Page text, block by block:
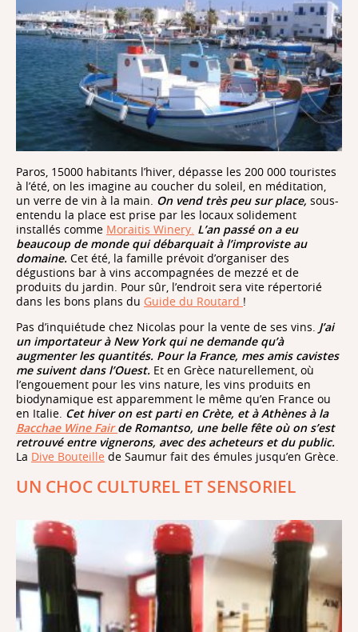
Vignes de
le Vinsanto
Génération Voyage
vignobles où déguster du vin à Santorin
1. Le Domaine de Venetsanos
Paros, 15000 habitants l’hiver, dépasse les 200 000 touristes
à l’été, on les imagine au coucher du soleil, en méditation,
un verre de vin à la main. On vend très peu sur place, sous-
entendu la place est prise par les locaux solidement
installés comme Moraitis Winery. L’an passé on a eu
beaucoup de monde qui débarquait à l’improviste au
domaine. Cet été, la famille prévoit d’organiser des
dégustions bar à vins accompagnées de mezzé et de
produits du jardin. Pour sûr, l’endroit sera vite répertorié
dans les bons plans du Guide du Routard !
Pas d’inquiétude chez Nicolas pour la vente de ses vins. J’ai
un importateur à New York qui ne demande qu’à
augmenter les quantités. Pour la France, mes amis cavistes
me suivent dans l’Ouest. Et en Grèce naturellement, où
l’engouement pour les vins nature, les vins produits en
biodynamique est apparemment le même qu’en France ou
en Italie. Cet hiver on est parti en Crète, et à Athènes à la
Bacchae Wine Fairde Romantso, une belle fête où on s’est
retrouvé entre vignerons, avec des acheteurs et du public.
La Dive Bouteille de Saumur fait des émules jusqu’en Grèce.
UN CHOC CULTUREL ET SENSORIEL